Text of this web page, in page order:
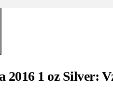
2016 1 oz Silver: